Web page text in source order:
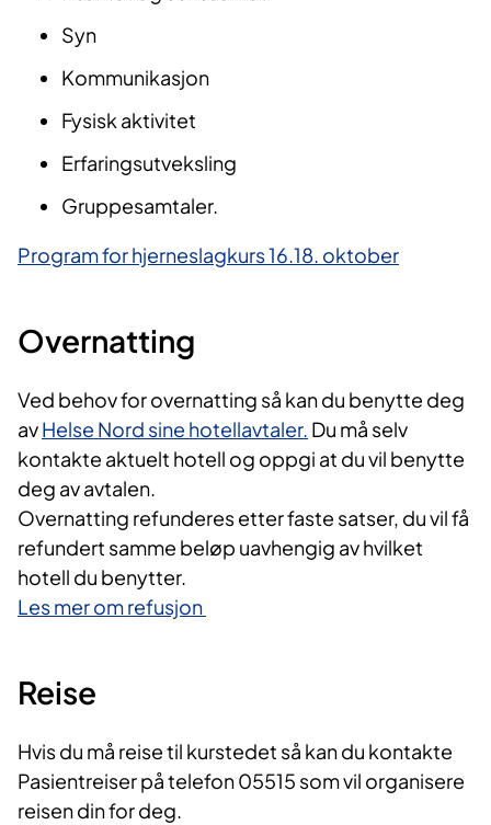
Syn
Kommunikasjon
Fysisk aktivitet
Erfaringsutveksling
Gruppesamtaler.
Program for hjerneslagkurs 16.18. oktober
Overnatting
Ved behov for overnatting så kan du benytte deg
avHelse Nord sine hotellavtaler. Du må selv
kontakte aktuelt hotell og oppgi at du vil benytte
deg av avtalen.
Overnatting refunderes etter faste satser, du vil få
refundert samme beløp uavhengig av hvilket
hotell du benytter.
Les mer om refusjon ​
Reise
Hvis du må reise til kurstedet så kan du kontakte
Pasientreiser på telefon 05515 som vil organisere
reisen din for deg.